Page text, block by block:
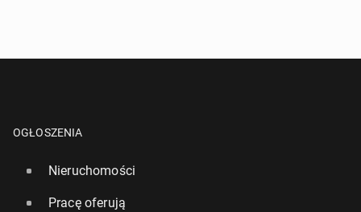
OGŁOSZENIA
Nieruchomości
Pracę oferują